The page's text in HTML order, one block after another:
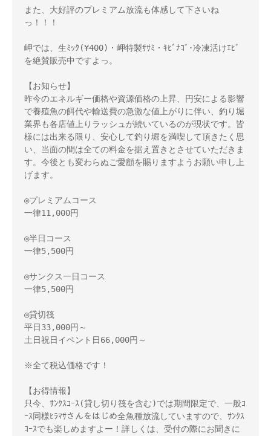
また、大好評のプレミアム放流も体感して下さいね
っ！！！
岬では、生ﾐｯｸ(¥400)・岬特製ｻｻﾐ・ｷﾋﾞﾅｺﾞ･冷凍活けｴﾋﾞ
を絶賛販売中ですよっ。
【お知らせ】
昨今のエネルギー価格や資源価格の上昇、円安による影響
で養殖魚の餌代や輸送費の急激な値上がりに伴い、釣り堀
業界も各店値上りラッシュが続いているのが現状です。皆
様には出来る限り、安心して釣り堀を満喫して頂きたく思
い、当面の間は全ての料金を据え置きとさせていただきま
す。今後とも変わらぬご愛顧を賜りますようお願い申し上
げます。
◎プレミアムコース
一律11,000円
◎半日コース
一律5,500円
◎サンクス一日コース
一律5,500円
◎貸切筏
平日33,000円～
土日祝日イベント日66,000円～
※全て税込価格です！
【お得情報】
只今、ｻﾝｸｽｺｰｽ(貸し切り筏を含む)では期間限定で、一般ｺ
ｰｽ同様ﾋﾗﾏｻさんをはじめ全魚種放流していますので、ｻﾝｸｽ
ｺｰｽでも楽しめますよー！詳しくは、受付の際にお聞きに